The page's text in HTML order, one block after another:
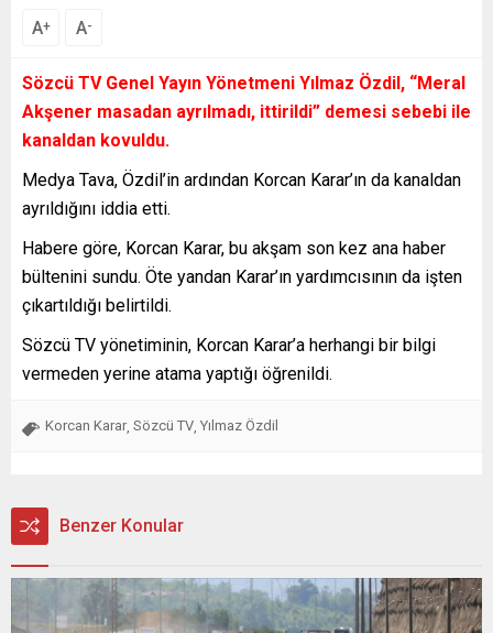
A+ A-
Sözcü TV Genel Yayın Yönetmeni Yılmaz Özdil, “Meral
Akşener masadan ayrılmadı, ittirildi” demesi sebebi ile
kanaldan kovuldu.
Medya Tava, Özdil’in ardından Korcan Karar’ın da kanaldan
ayrıldığını iddia etti.
Habere göre, Korcan Karar, bu akşam son kez ana haber
bültenini sundu. Öte yandan Karar’ın yardımcısının da işten
çıkartıldığı belirtildi.
Sözcü TV yönetiminin, Korcan Karar’a herhangi bir bilgi
vermeden yerine atama yaptığı öğrenildi.
Korcan Karar Sözcü TV Yılmaz Özdil
Benzer Konular